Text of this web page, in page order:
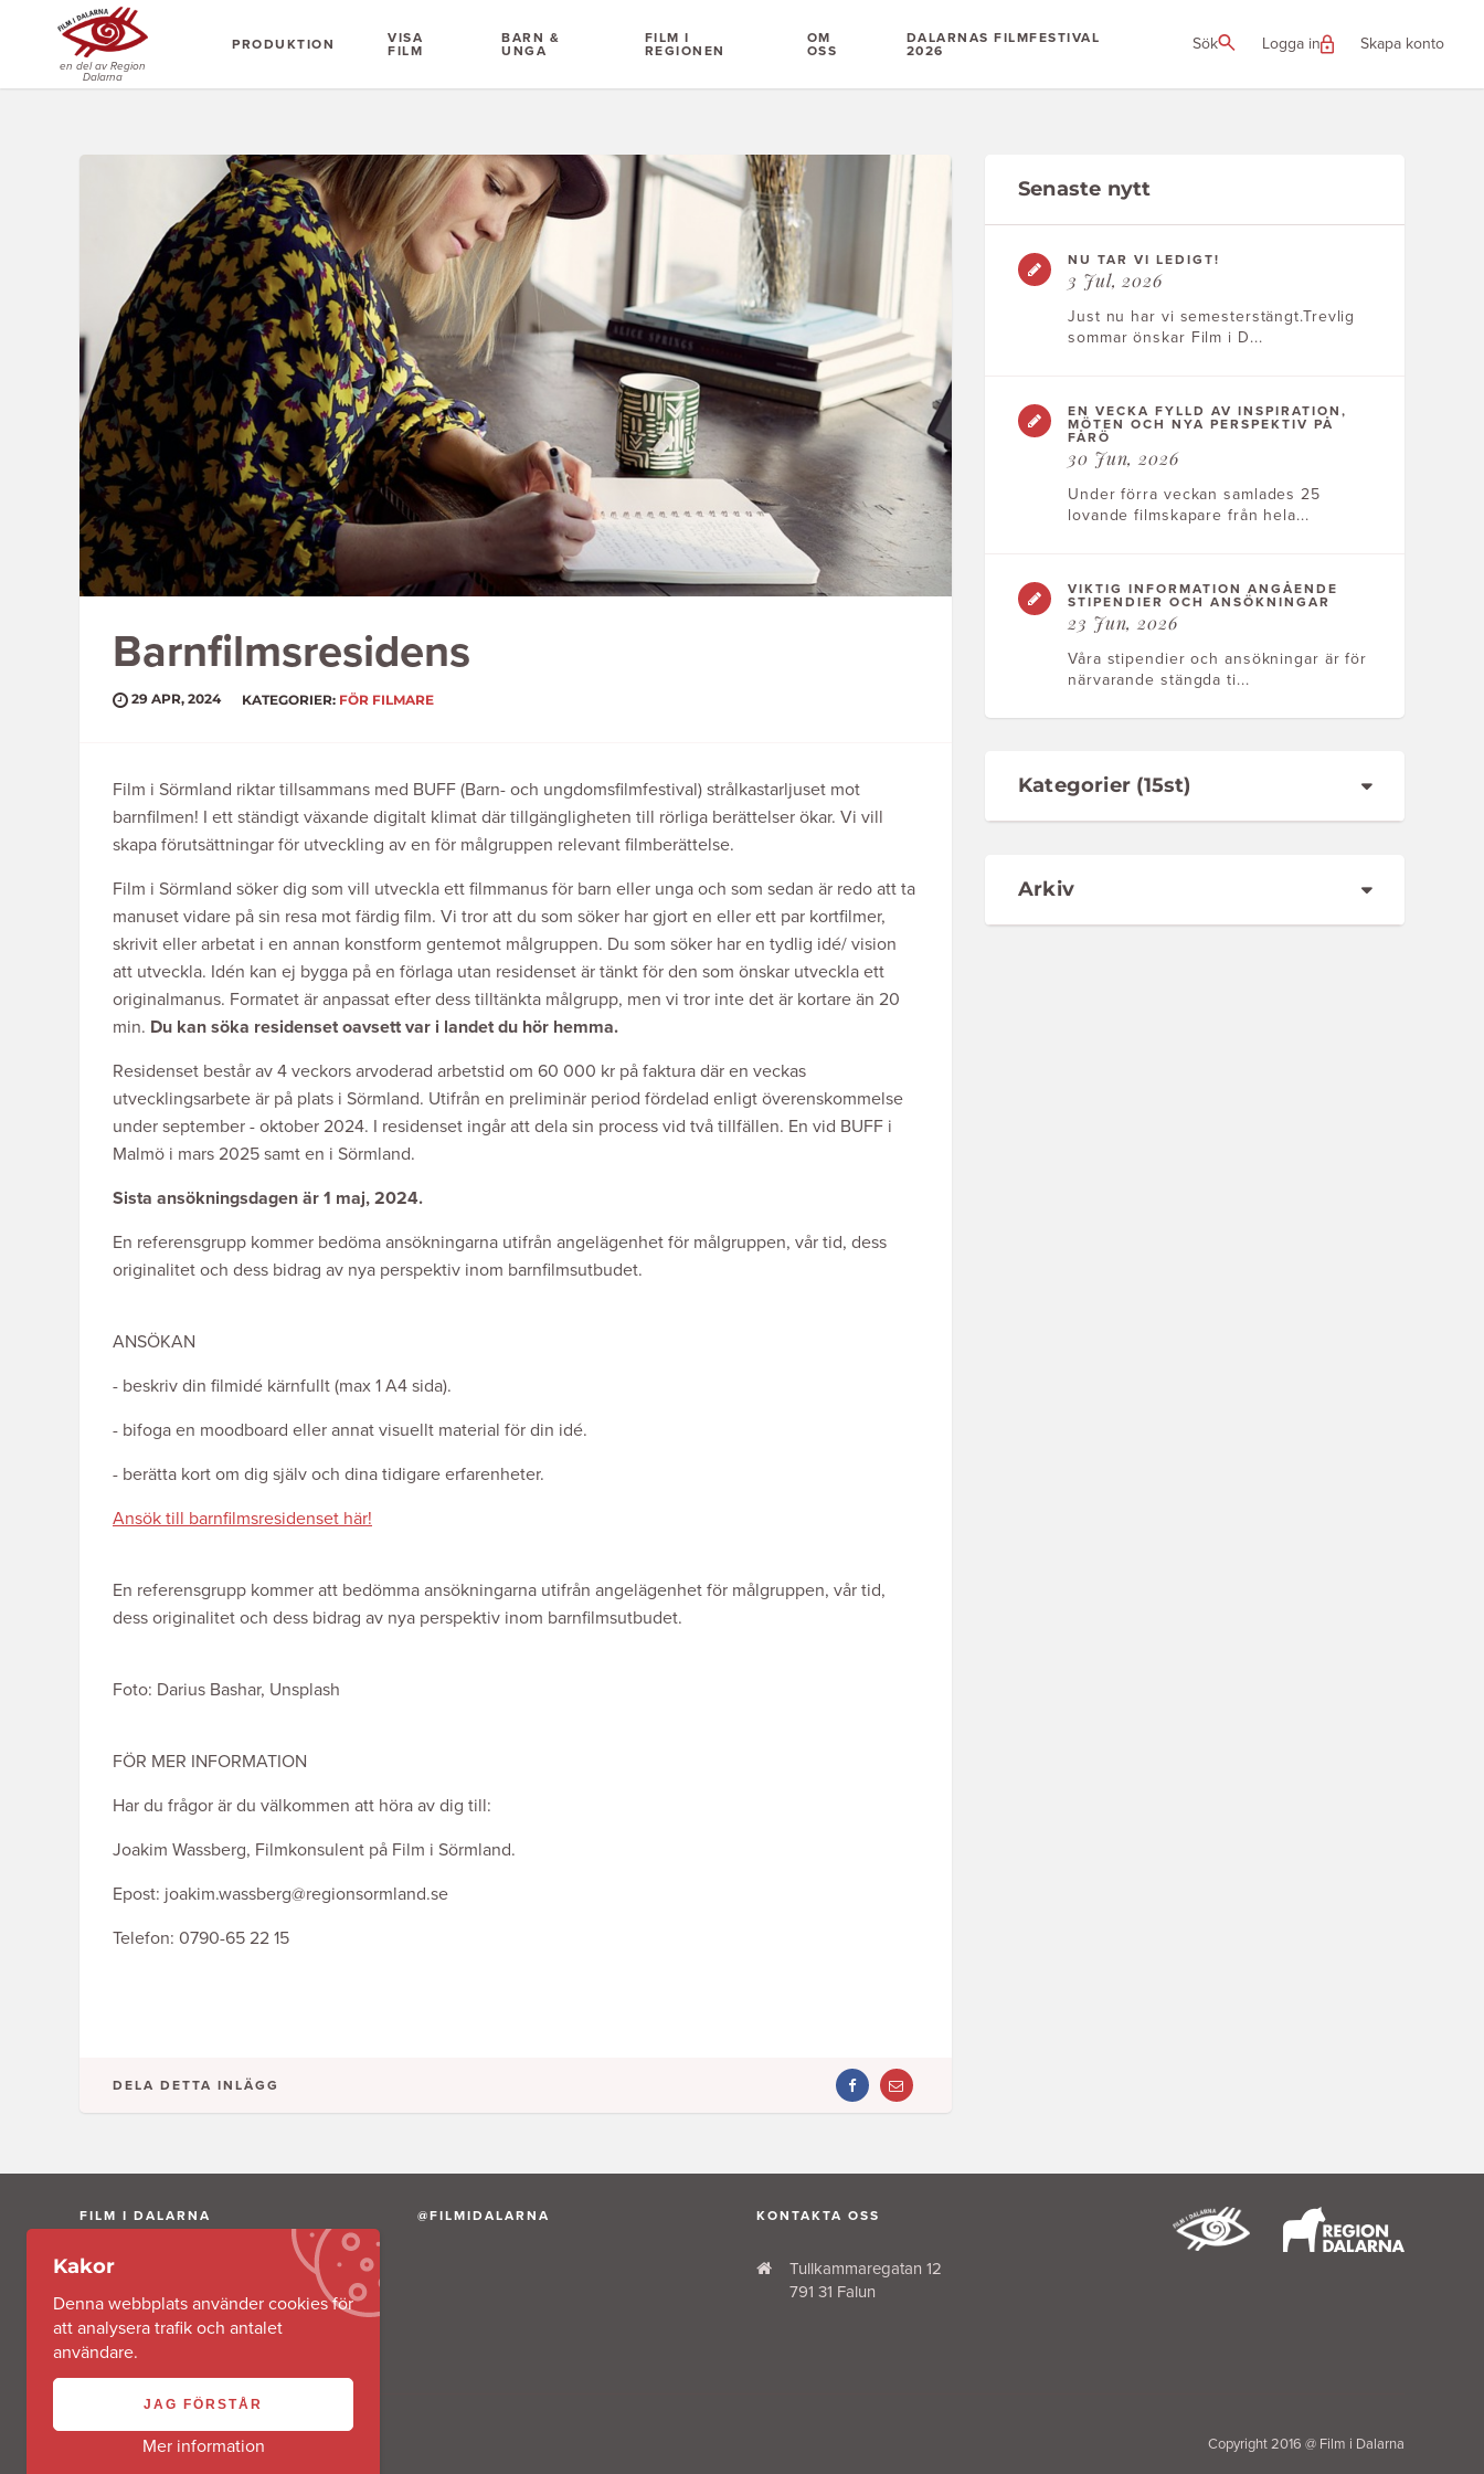
en del av Region
Dalarna
PRODUKTION
VISA
FILM
BARN &
UNGA
FILM I
REGIONEN
OM
OSS
DALARNAS FILMFESTIVAL
2026
Sök Logga in Skapa konto
Barnfilmsresidens
29 APR, 2024 KATEGORIER: FÖR FILMARE
Film i Sörmland riktar tillsammans med BUFF (Barn- och ungdomsfilmfestival) strålkastarljuset mot
barnfilmen! I ett ständigt växande digitalt klimat där tillgängligheten till rörliga berättelser ökar. Vi vill
skapa förutsättningar för utveckling av en för målgruppen relevant filmberättelse.
Film i Sörmland söker dig som vill utveckla ett filmmanus för barn eller unga och som sedan är redo att ta
manuset vidare på sin resa mot färdig film. Vi tror att du som söker har gjort en eller ett par kortfilmer,
skrivit eller arbetat i en annan konstform gentemot målgruppen. Du som söker har en tydlig idé/ vision
att utveckla. Idén kan ej bygga på en förlaga utan residenset är tänkt för den som önskar utveckla ett
originalmanus. Formatet är anpassat efter dess tilltänkta målgrupp, men vi tror inte det är kortare än 20
min. Du kan söka residenset oavsett var i landet du hör hemma.
Residenset består av 4 veckors arvoderad arbetstid om 60 000 kr på faktura där en veckas
utvecklingsarbete är på plats i Sörmland. Utifrån en preliminär period fördelad enligt överenskommelse
under september - oktober 2024. I residenset ingår att dela sin process vid två tillfällen. En vid BUFF i
Malmö i mars 2025 samt en i Sörmland.
Sista ansökningsdagen är 1 maj, 2024.
En referensgrupp kommer bedöma ansökningarna utifrån angelägenhet för målgruppen, vår tid, dess
originalitet och dess bidrag av nya perspektiv inom barnfilmsutbudet.
ANSÖKAN
- beskriv din filmidé kärnfullt (max 1 A4 sida).
- bifoga en moodboard eller annat visuellt material för din idé.
- berätta kort om dig själv och dina tidigare erfarenheter.
Ansök till barnfilmsresidenset här!
En referensgrupp kommer att bedömma ansökningarna utifrån angelägenhet för målgruppen, vår tid,
dess originalitet och dess bidrag av nya perspektiv inom barnfilmsutbudet.
Foto: Darius Bashar, Unsplash
FÖR MER INFORMATION
Har du frågor är du välkommen att höra av dig till:
Joakim Wassberg, Filmkonsulent på Film i Sörmland.
Epost: joakim.wassberg@regionsormland.se
Telefon: 0790-65 22 15
DELA DETTA INLÄGG
DELA
ARTIKEL
DELA
ARTIKEL
Senaste nytt
NU TAR VI LEDIGT!
3 Jul, 2026
Just nu har vi semesterstängt.Trevlig
sommar önskar Film i D...
EN VECKA FYLLD AV INSPIRATION,
MÖTEN OCH NYA PERSPEKTIV PÅ
FÅRÖ
30 Jun, 2026
Under förra veckan samlades 25
lovande filmskapare från hela...
VIKTIG INFORMATION ANGÅENDE
STIPENDIER OCH ANSÖKNINGAR
23 Jun, 2026
Våra stipendier och ansökningar är för
närvarande stängda ti...
Kategorier (15st)
Arkiv
FILM I DALARNA
Film i Dalarna AB är ett av Region Dalarna
@FILMIDALARNA KONTAKTA OSS
Tullkammaregatan 12
791 31 Falun
Copyright 2016 @ Film i Dalarna
Kakor
Denna webbplats använder cookies för
att analysera trafik och antalet
användare.
JAG FÖRSTÅR
Mer information